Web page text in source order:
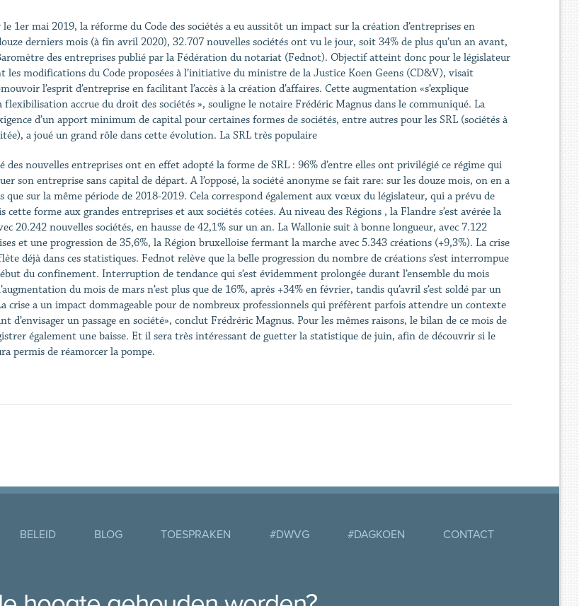
1er mai 2019, la réforme du Code des sociétés a eu aussitôt un impact sur la création d’entreprises en
derniers mois (à fin avril 2020), 32.707 nouvelles sociétés ont vu le jour, soit 34% de plus qu’un an avant,
des entreprises publié par la Fédération du notariat (Fednot). Objectif atteint donc pour le législateur
les modifications du Code proposées à l’initiative du ministre de la Justice Koen Geens (CD&V), visait
l’esprit d’entreprise en facilitant l’accès à la création d’affaires. Cette augmentation «s’explique
accrue du droit des sociétés », souligne le notaire Frédéric Magnus dans le communiqué. La
d’un apport minimum de capital pour certaines formes de sociétés, entre autres pour les SRL (sociétés à
a joué un grand rôle dans cette évolution. La SRL très populaire
des nouvelles entreprises ont en effet adopté la forme de SRL : 96% d’entre elles ont privilégié ce régime qui
son entreprise sans capital de départ. A l’opposé, la société anonyme se fait rare: sur les douze mois, on en a
que sur la même période de 2018-2019. Cela correspond également aux vœux du législateur, qui a prévu de
cette forme aux grandes entreprises et aux sociétés cotées. Au niveau des Régions , la Flandre s’est avérée la
20.242 nouvelles sociétés, en hausse de 42,1% sur un an. La Wallonie suit à bonne longueur, avec 7.122
et une progression de 35,6%, la Région bruxelloise fermant la marche avec 5.343 créations (+9,3%). La crise
déjà dans ces statistiques. Fednot relève que la belle progression du nombre de créations s’est interrompue
du confinement. Interruption de tendance qui s’est évidemment prolongée durant l’ensemble du mois
du mois de mars n’est plus que de 16%, après +34% en février, tandis qu’avril s’est soldé par un
crise a un impact dommageable pour de nombreux professionnels qui préfèrent parfois attendre un contexte
d’envisager un passage en société», conclut Frédréric Magnus. Pour les mêmes raisons, le bilan de ce mois de
également une baisse. Et il sera très intéressant de guetter la statistique de juin, afin de découvrir si le
permis de réamorcer la pompe.
BELEID BLOG TOESPRAKEN #DWVG #DAGKOEN CONTACT